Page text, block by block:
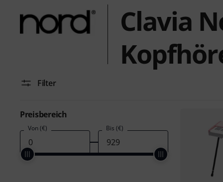
Clavia
Filter
Preisbereich
Von (€) Bis (€)